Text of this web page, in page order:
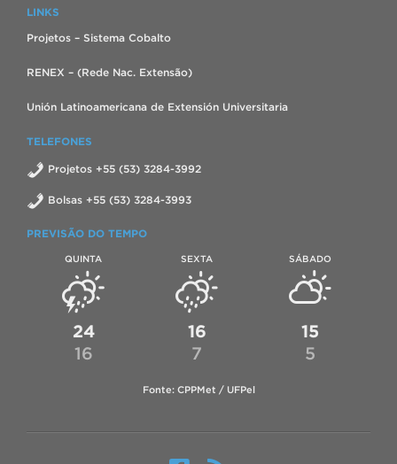
LINKS
Projetos – Sistema Cobalto
RENEX – (Rede Nac. Extensão)
Unión Latinoamericana de Extensión Universitaria
TELEFONES
Projetos +55 (53) 3284-3992
Bolsas +55 (53) 3284-3993
PREVISÃO DO TEMPO
QUINTA
24
16
SEXTA
16
7
SÁBADO
15
5
Fonte: CPPMet / UFPel